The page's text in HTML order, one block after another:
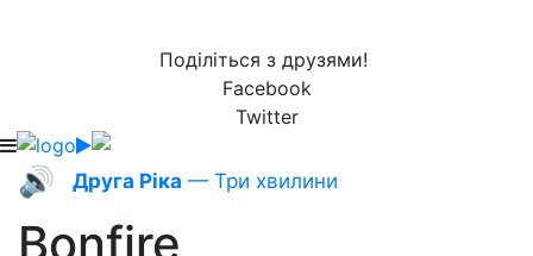
Поділіться з друзями!
Facebook
Twitter
🔊 Друга Ріка — Три хвилини
Bonfire